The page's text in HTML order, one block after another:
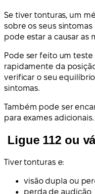
Se tiver tonturas, um
sobre os seus
pode estar a causar as
Pode ser feito um
rapidamente da
verificar o seu
sintomas.
Também pode ser
para exames adicionais.
Ligue 112 ou
Tiver tonturas e:
visão dupla ou
perda de audição